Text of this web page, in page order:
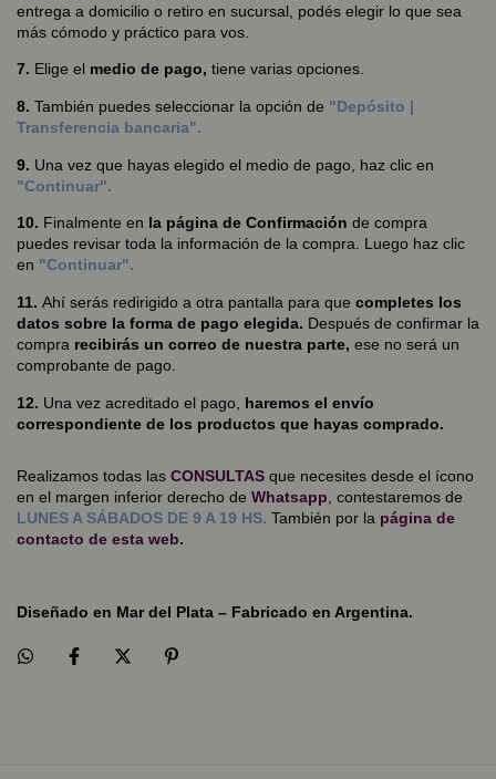
entrega a domicilio o retiro en sucursal, podés elegir lo que sea
más cómodo y práctico para vos.
7. Elige el medio de pago, tiene varias opciones.
8. También puedes seleccionar la opción de "Depósito |
Transferencia bancaria".
9. Una vez que hayas elegido el medio de pago, haz clic en
"Continuar".
10. Finalmente en la página de Confirmación de compra
puedes revisar toda la información de la compra. Luego haz clic
en "Continuar".
11. Ahí serás redirigido a otra pantalla para que completes los
datos sobre la forma de pago elegida. Después de confirmar la
compra recibirás un correo de nuestra parte, ese no será un
comprobante de pago.
12. Una vez acreditado el pago, haremos el envío
correspondiente de los productos que hayas comprado.
Realizamos todas las CONSULTAS que necesites desde el ícono
en el margen inferior derecho de Whatsapp , contestaremos de
LUNES A SÁBADOS DE 9 A 19 HS. También por la página de
contacto de esta web.
Diseñado en Mar del Plata – Fabricado en Argentina.